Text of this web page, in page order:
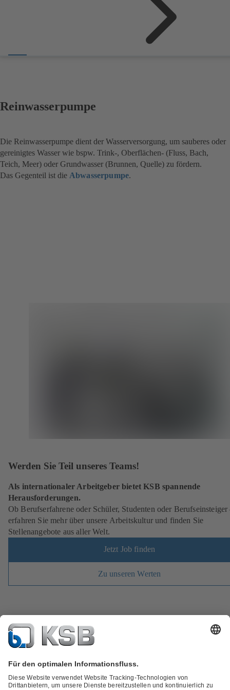
Reinwasserpumpe
Die Reinwasserpumpe dient der Wasserversorgung, um sauberes oder
gereinigtes Wasser wie bspw. Trink-, Oberflächen- (Fluss, Bach,
Teich, Meer) oder Grundwasser (Brunnen, Quelle) zu fördern.
Das Gegenteil ist die Abwasserpumpe.
Werden Sie Teil unseres Teams!
Als internationaler Arbeitgeber bietet KSB spannende
Herausforderungen.
Ob Berufserfahrene oder Schüler, Studenten oder Berufseinsteiger
erfahren Sie mehr über unsere Arbeitskultur und finden Sie
Stellenangebote aus aller Welt.
Jetzt Job finden
Zu unseren Werten